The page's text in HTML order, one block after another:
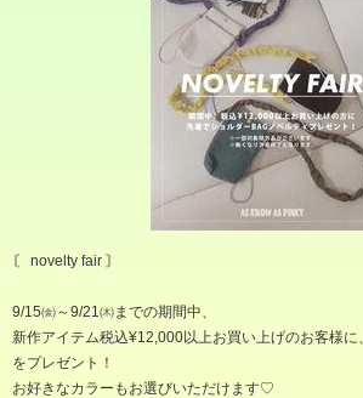
〘 novelty fair 〙
9/15㈮～9/21㈭までの期間中、
新作アイテム税込¥12,000以上お買い上げのお客様
をプレゼント！
お好きなカラーもお選びいただけます♡